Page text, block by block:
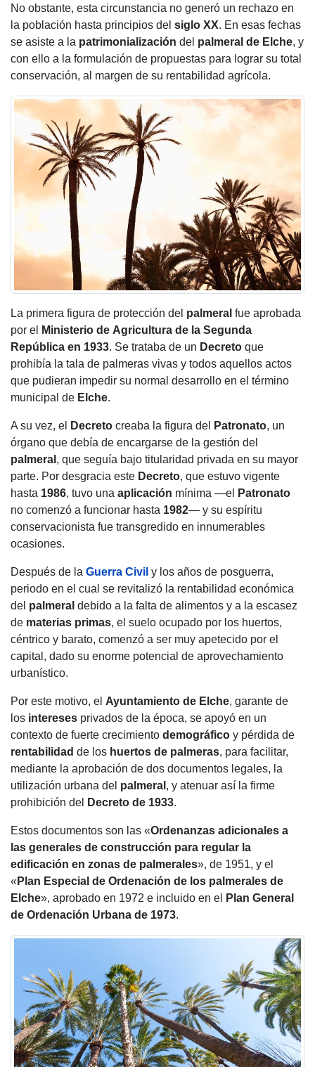
No obstante, esta circunstancia no generó un rechazo en
la población hasta principios del siglo XX. En esas fechas
se asiste a la patrimonialización del palmeral de Elche, y
con ello a la formulación de propuestas para lograr su total
conservación, al margen de su rentabilidad agrícola.
La primera figura de protección del palmeral fue aprobada
por el
Ministerio de Agricultura de la Segunda
República en 1933. Se trataba de un Decreto que
prohibía la tala de palmeras vivas y todos aquellos actos
que pudieran impedir su normal desarrollo en el término
municipal de Elche.
A su vez, el Decreto creaba la figura del Patronato, un
órgano que debía de encargarse de la gestión del
palmeral , que seguía bajo titularidad privada en su mayor
parte. Por desgracia este Decreto, que estuvo vigente
hasta 1986, tuvo una aplicación mínima —el
Patronato
no comenzó a funcionar hasta 1982— y su espíritu
conservacionista fue transgredido en innumerables
ocasiones.
Después de la Guerra Civil y los años de posguerra,
periodo en el cual se revitalizó la rentabilidad económica
del palmeral debido a la falta de alimentos y a la escasez
de materias primas, el suelo ocupado por los huertos,
céntrico y barato, comenzó a ser muy apetecido por el
capital, dado su enorme potencial de aprovechamiento
urbanístico.
Por este motivo, el Ayuntamiento de Elche, garante de
los intereses privados de la época, se apoyó en un
contexto de fuerte crecimiento demográfico y pérdida de
rentabilidad de los huertos de palmeras, para facilitar,
mediante la aprobación de dos documentos legales, la
utilización urbana del palmeral , y atenuar así la firme
prohibición del
Decreto de 1933.
Estos documentos son las «Ordenanzas adicionales a
las generales de construcción para regular la
edificación en zonas de palmerales», de 1951, y el
« Plan Especial de Ordenación de los palmerales de
Elche», aprobado en 1972 e incluido en el
Plan General
de Ordenación Urbana de 1973.